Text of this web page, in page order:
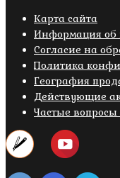
Карта сайта
Информация об
Cогласие на
Политика
География
Действующие
Частые